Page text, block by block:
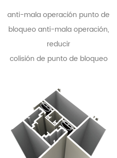
anti-mala operación punto de
bloqueo anti-mala operación,
reducir
colisión de punto de bloqueo